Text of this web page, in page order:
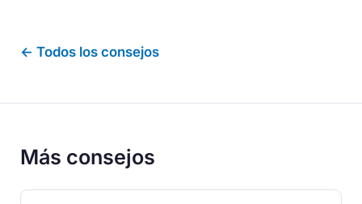
← Todos los consejos
Más consejos